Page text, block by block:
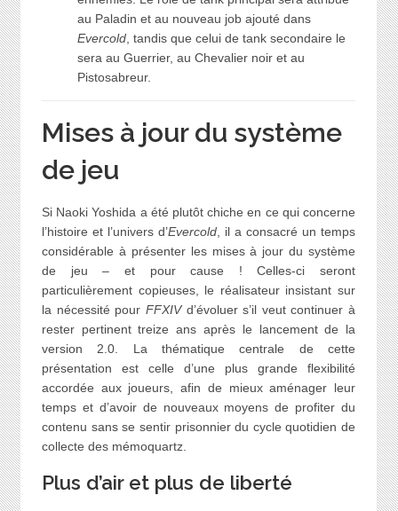
au Paladin et au nouveau job ajouté dans
Evercold, tandis que celui de tank secondaire le
sera au Guerrier, au Chevalier noir et au
Pistosabreur.
Mises à jour du système
de jeu
Si Naoki Yoshida a été plutôt chiche en ce qui concerne
l’histoire et l’univers d’Evercold, il a consacré un temps
considérable à présenter les mises à jour du système
de jeu – et pour cause ! Celles-ci seront
particulièrement copieuses, le réalisateur insistant sur
la nécessité pour FFXIVd’évoluer s’il veut continuer à
rester pertinent treize ans après le lancement de la
version 2.0. La thématique centrale de cette
présentation est celle d’une plus grande flexibilité
accordée aux joueurs, afin de mieux aménager leur
temps et d’avoir de nouveaux moyens de profiter du
contenu sans se sentir prisonnier du cycle quotidien de
collecte des mémoquartz.
Plus d’air et plus de liberté